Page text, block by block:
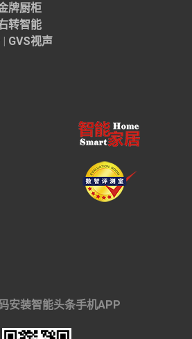
牌厨柜
转智能
| GVS视声
安装智能头条手机APP